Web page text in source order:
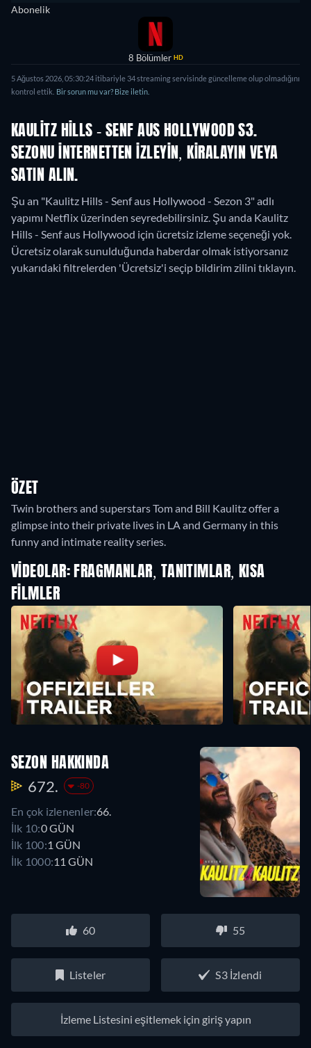
Abonelik
8 Bölümler HD
5 Ağustos 2026 05:30:24 itibariyle 34streaming servisinde güncelleme olup olmadığını
kontrol ettik. Bir sorun mu var? Bize iletin.
KAULITZ HILLS - SENF AUS HOLLYWOOD S3.
SEZONU INTERNETTEN IZLEYIN, KIRALAYIN VEYA
SATIN ALIN.
Şu an "Kaulitz Hills - Senf aus Hollywood - Sezon 3" adlı
yapımı Netflix üzerinden seyredebilirsiniz. Şu anda Kaulitz
Hills - Senf aus Hollywood için ücretsiz izleme seçeneği yok.
Ücretsiz olarak sunulduğunda haberdar olmak istiyorsanız
yukarıdaki filtrelerden 'Ücretsiz'i seçip bildirim zilini tıklayın.
ÖZET
Twin brothers and superstars Tom and Bill Kaulitz offer a
glimpse into their private lives in LA and Germany in this
funny and intimate reality series.
VIDEOLAR: FRAGMANLAR, TANITIMLAR, KISA
FILMLER
SEZON HAKKINDA
672. -80
En çok izlenenler:66.
İlk 10:0 GÜN
İlk 100:1 GÜN
İlk 1000:11 GÜN
60 55
Listeler S3 İzlendi
İzleme Listesini eşitlemek için giriş yapın